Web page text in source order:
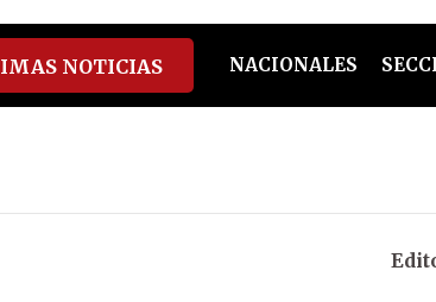
spotify
NOTICIAS NACIONALES